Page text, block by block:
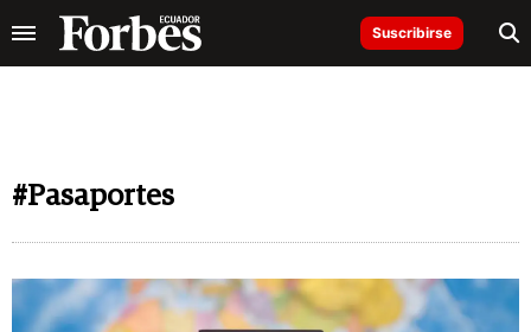
Suscribirse
#Pasaportes